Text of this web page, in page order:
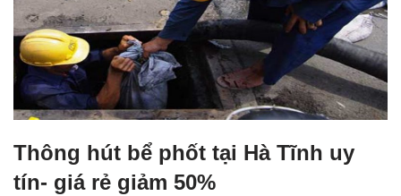
Thông hút bể phốt tại Hà Tĩnh uy
tín- giá rẻ giảm 50%